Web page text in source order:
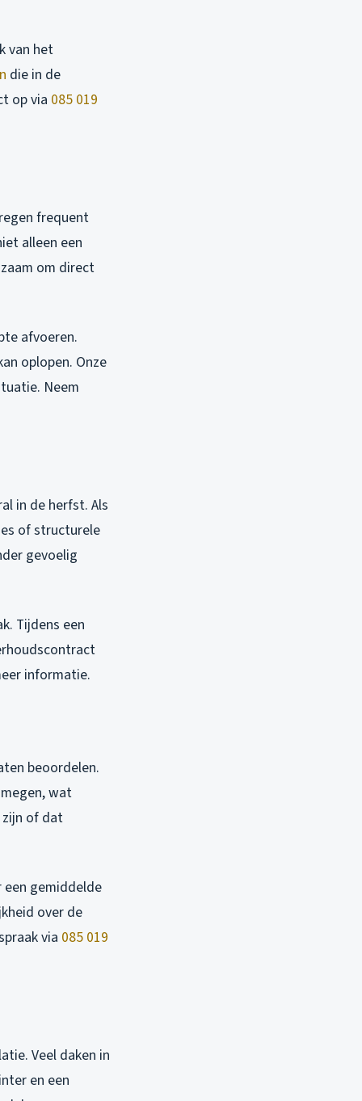
van het
die in de
op via 085 019
frequent
alleen een
om direct
afvoeren.
oplopen. Onze
Neem
in de herfst. Als
of structurele
gevoelig
Tijdens een
informatie.
beoordelen.
wat
zijn of dat
een gemiddelde
over de
via 085 019
Veel daken in
en een